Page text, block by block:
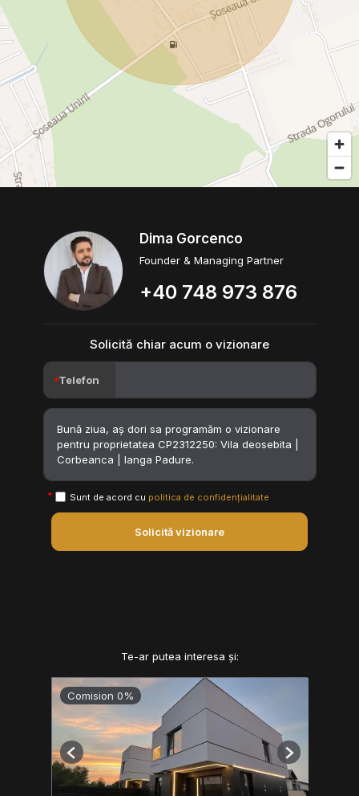
Dima Gorcenco
Founder & Managing Partner
+40 748 973 876
Solicită chiar acum o vizionare
Telefon
Sunt de acord cu politica de confidențialitate
Solicită vizionare
Te-ar putea interesa și:
Comision 0%
Previous Next